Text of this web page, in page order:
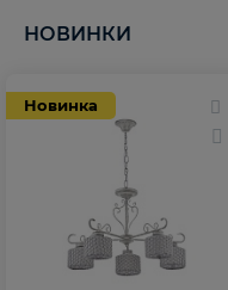
НОВИНКИ
Новинка